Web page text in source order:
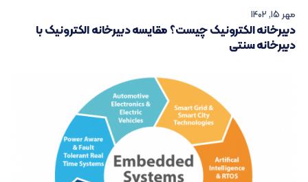
مهر 15, 1402
دبیرخانه الکترونیک چیست؟ مقایسه دبیرخانه الکترونیک با
دبیرخانه سنتی